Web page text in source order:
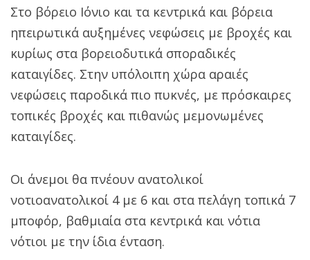
Στο βόρειο Ιόνιο και τα κεντρικά και βόρεια
ηπειρωτικά αυξημένες νεφώσεις με βροχές και
κυρίως στα βορειοδυτικά σποραδικές
καταιγίδες. Στην υπόλοιπη χώρα αραιές
νεφώσεις παροδικά πιο πυκνές, με πρόσκαιρες
τοπικές βροχές και πιθανώς μεμονωμένες
καταιγίδες.
Οι άνεμοι θα πνέουν ανατολικοί
νοτιοανατολικοί 4 με 6 και στα πελάγη τοπικά 7
μποφόρ, βαθμιαία στα κεντρικά και νότια
νότιοι με την ίδια ένταση.